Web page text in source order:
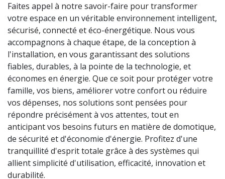
Faites appel à notre savoir-faire pour transformer
votre espace en un véritable environnement intelligent,
sécurisé, connecté et éco-énergétique. Nous vous
accompagnons à chaque étape, de la conception à
l'installation, en vous garantissant des solutions
fiables, durables, à la pointe de la technologie, et
économes en énergie. Que ce soit pour protéger votre
famille, vos biens, améliorer votre confort ou réduire
vos dépenses, nos solutions sont pensées pour
répondre précisément à vos attentes, tout en
anticipant vos besoins futurs en matière de domotique,
de sécurité et d'économie d'énergie. Profitez d'une
tranquillité d'esprit totale grâce à des systèmes qui
allient simplicité d'utilisation, efficacité, innovation et
durabilité.